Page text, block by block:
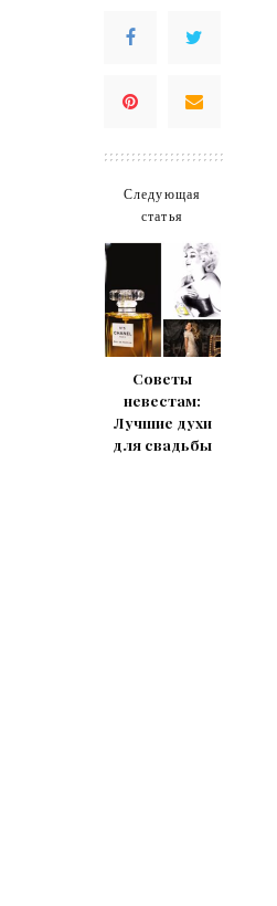
Следующая
статья
Советы
невестам:
Лучшие духи
для свадьбы